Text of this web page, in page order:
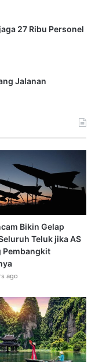
27 Ribu Personel
Jalanan
Bikin Gelap
Teluk jika AS
Pembangkit
ago